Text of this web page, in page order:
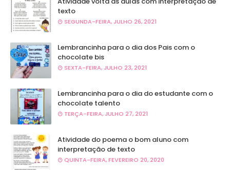
texto
SEGUNDA-FEIRA, JULHO 26, 2021
Lembrancinha para o dia dos Pais com o
chocolate bis
SEXTA-FEIRA, JULHO 23, 2021
Lembrancinha para o dia do estudante com o
chocolate talento
TERÇA-FEIRA, JULHO 27, 2021
Atividade do poema o bom aluno com
interpretação de texto
QUINTA-FEIRA, FEVEREIRO 20, 2020